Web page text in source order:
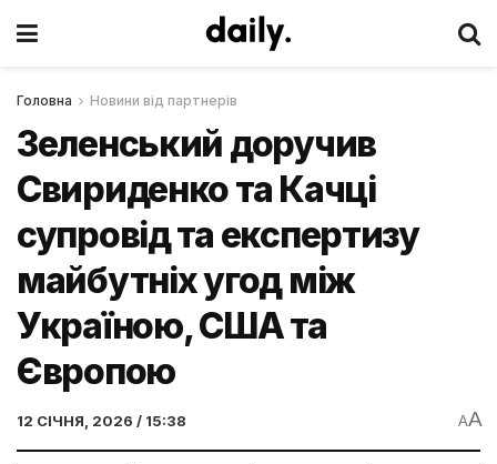
Головна Новини від партнерів
Зеленський доручив
Свириденко та Качці
супровід та експертизу
майбутніх угод між
Україною, США та
Європою
12 СІЧНЯ, 2026 / 15:38 AA